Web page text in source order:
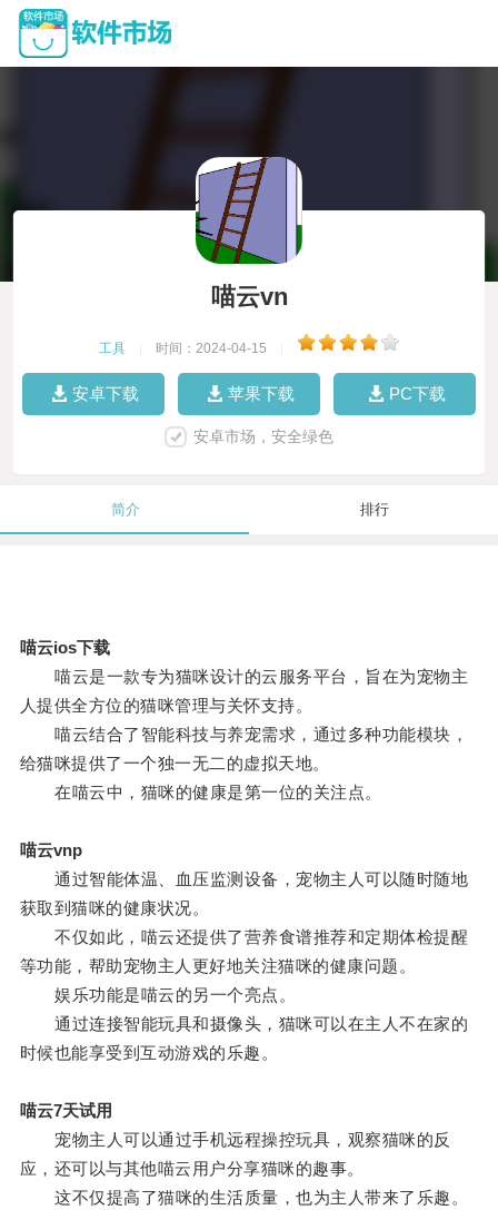
喵云vn
工具 时间：2024-04-15
安卓下载 苹果下载 PC下载
安卓市场，安全绿色
简介 排行
喵云ios下载
喵云是一款专为猫咪设计的云服务平台，旨在为宠物主
人提供全方位的猫咪管理与关怀支持。
喵云结合了智能科技与养宠需求，通过多种功能模块，
给猫咪提供了一个独一无二的虚拟天地。
在喵云中，猫咪的健康是第一位的关注点。
喵云vnp
通过智能体温、血压监测设备，宠物主人可以随时随地
获取到猫咪的健康状况。
不仅如此，喵云还提供了营养食谱推荐和定期体检提醒
等功能，帮助宠物主人更好地关注猫咪的健康问题。
娱乐功能是喵云的另一个亮点。
通过连接智能玩具和摄像头，猫咪可以在主人不在家的
时候也能享受到互动游戏的乐趣。
喵云7天试用
宠物主人可以通过手机远程操控玩具，观察猫咪的反
应，还可以与其他喵云用户分享猫咪的趣事。
这不仅提高了猫咪的生活质量，也为主人带来了乐趣。